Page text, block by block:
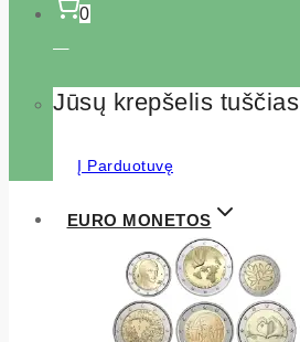
0
Jūsų krepšelis tuščias
Į Parduotuvę
EURO MONETOS